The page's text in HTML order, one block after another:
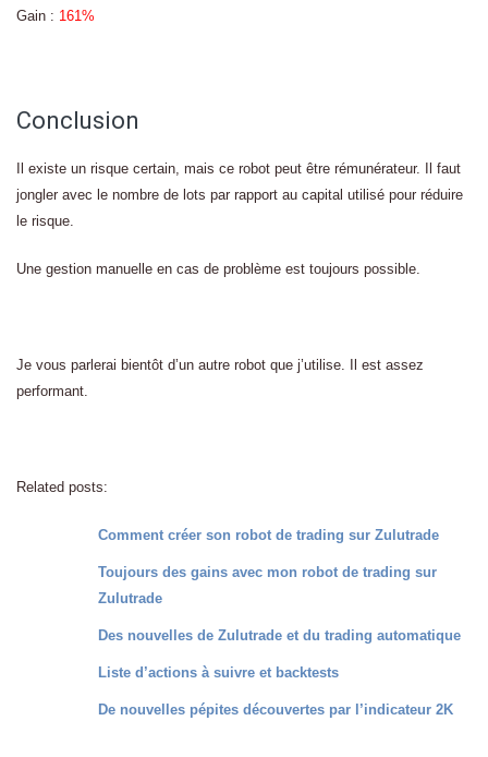
Gain : 161%
Conclusion
Il existe un risque certain, mais ce robot peut être rémunérateur. Il faut
jongler avec le nombre de lots par rapport au capital utilisé pour réduire
le risque.
Une gestion manuelle en cas de problème est toujours possible.
Je vous parlerai bientôt d’un autre robot que j’utilise. Il est assez
performant.
Related posts:
Comment créer son robot de trading sur Zulutrade
Toujours des gains avec mon robot de trading sur
Zulutrade
Des nouvelles de Zulutrade et du trading automatique
Liste d’actions à suivre et backtests
De nouvelles pépites découvertes par l’indicateur 2K